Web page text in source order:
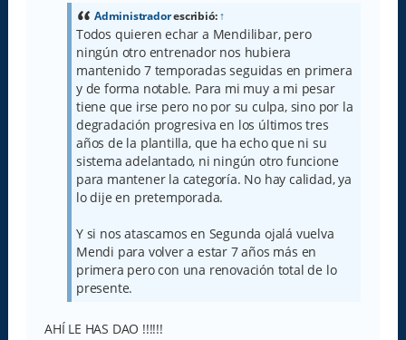
Administradorescribió:↑
Todos quieren echar a Mendilibar, pero
ningún otro entrenador nos hubiera
mantenido 7 temporadas seguidas en primera
y de forma notable. Para mi muy a mi pesar
tiene que irse pero no por su culpa, sino por la
degradación progresiva en los últimos tres
años de la plantilla, que ha echo que ni su
sistema adelantado, ni ningún otro funcione
para mantener la categoría. No hay calidad, ya
lo dije en pretemporada.
Y si nos atascamos en Segunda ojalá vuelva
Mendi para volver a estar 7 años más en
primera pero con una renovación total de lo
presente.
AHÍ LE HAS DAO !!!!!!